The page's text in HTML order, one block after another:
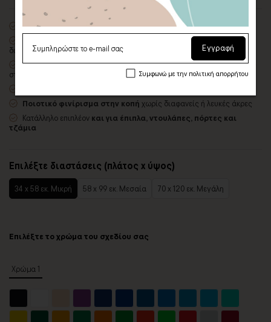
Premiumματ λευκό αυτοκόλλητο βινυλίου
με μελάνια νερού latex, χωρίς χημικούς
διαλύτες και οσμές
Αδιάβροχο, εύκαμπτο και λεπτό– δίνει την εντύπωση ζωγραφιάς
στον τοίχο
Ποιοτικό φινίρισμα στην κοπή χωρίς διαφανείς ή λευκές άκρες
Κατάλληλο επιπλέον και για έπιπλα, ντουλάπες, πόρτες και
τζάμια
Επιλέξτε διαστάσεις (πλάτος x ύψος)
34 x 58 εκ. Μικρή 58 x 99 εκ. Μεσαία 70 x 120 εκ. Μεγάλη
Επιλέξτε το χρώμα του σχεδίου σας
Χρώμα 1
Εγγραφή
Συμφωνώ με την πολιτική απορρήτου